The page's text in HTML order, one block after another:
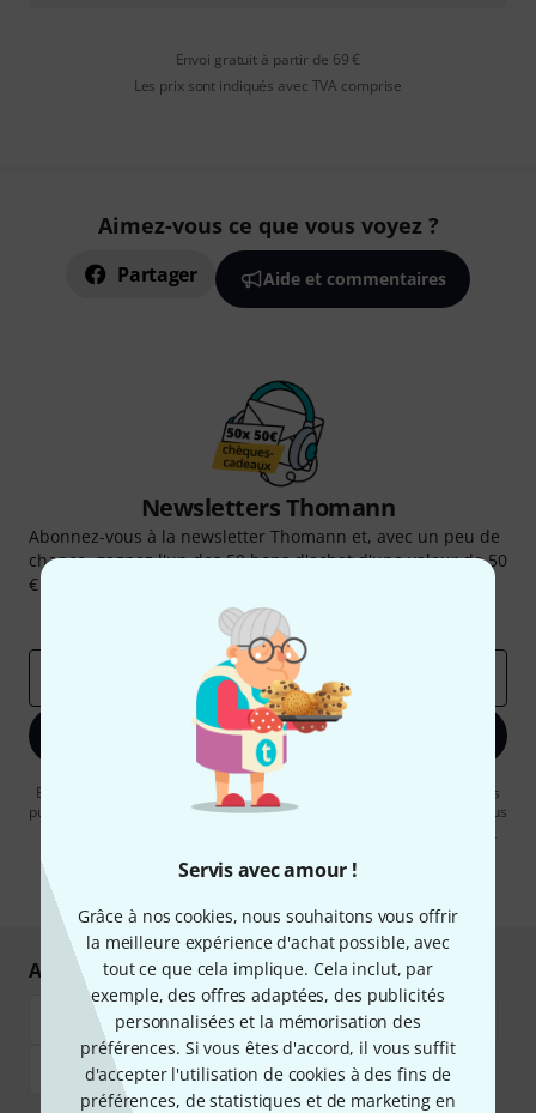
Servis avec amour !
Grâce à nos cookies, nous souhaitons vous offrir
la meilleure expérience d'achat possible, avec
tout ce que cela implique. Cela inclut, par
exemple, des offres adaptées, des publicités
personnalisées et la mémorisation des
préférences. Si vous êtes d'accord, il vous suffit
d'accepter l'utilisation de cookies à des fins de
préférences, de statistiques et de marketing en
Envoi gratuit à partir de 69 €
Les prix sont indiqués avec TVA comprise
Aimez-vous ce que vous voyez ?
Partager Aide et commentaires
Newsletters Thomann
Abonnez-vous à la newsletter Thomann et, avec un peu de
chance, gagnez l'un des 50 bons d'achat d'une valeur de 50
€ chacun!
Articles inspirants
Deals
S'inscrire maintenant
En cliquant sur "S'inscrire maintenant", vous acceptez de recevoir des
publicités par e-mail. La désinscription est possible à tout moment. Vous
Achetez et payez en toute sécurité